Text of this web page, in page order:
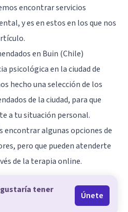
encontrar servicios
y es en estos en los que nos
en Buin (Chile)
psicológica en la ciudad de
hecho una selección de los
de la ciudad, para que
a tu situación personal.
algunas opciones de
pero que pueden atenderte
de la terapia online.
tener
Únete